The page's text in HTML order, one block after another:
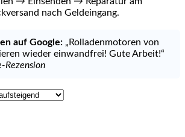
nach Geldeingang.
auf Google: „Rolladenmotoren von
wieder einwandfrei! Gute Arbeit!“
Rezension